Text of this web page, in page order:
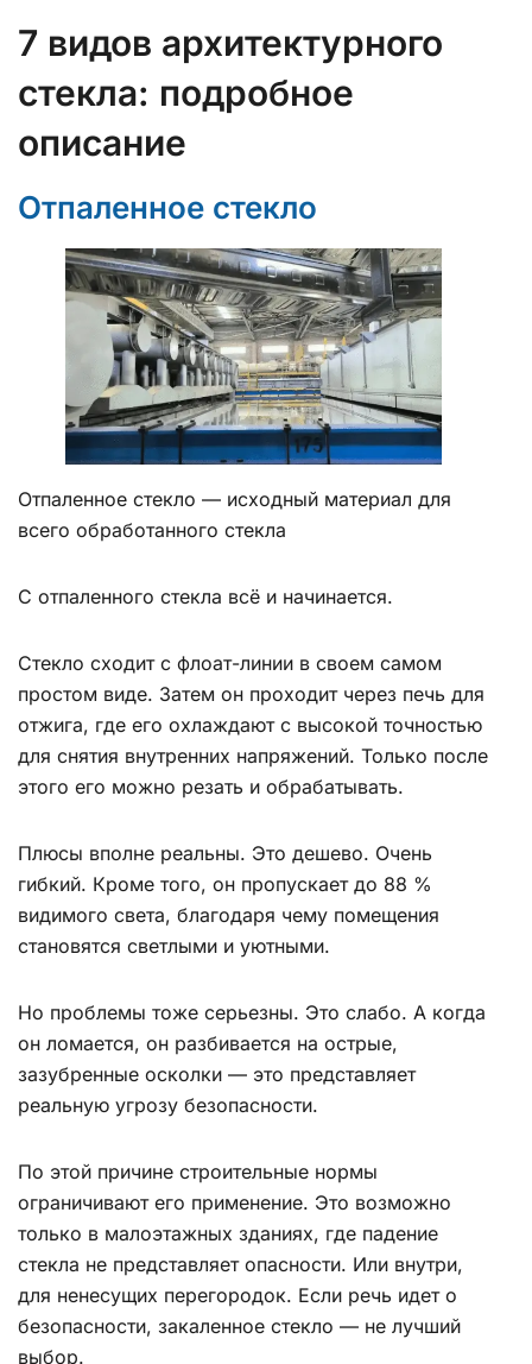
7 видов архитектурного
стекла: подробное
описание
Отпаленное стекло
Отпаленное стекло — исходный материал для
всего обработанного стекла
С отпаленного стекла всё и начинается.
Стекло сходит с флоат-линии в своем самом
простом виде. Затем он проходит через печь для
отжига, где его охлаждают с высокой точностью
для снятия внутренних напряжений. Только после
этого его можно резать и обрабатывать.
Плюсы вполне реальны. Это дешево. Очень
гибкий. Кроме того, он пропускает до 88 %
видимого света, благодаря чему помещения
становятся светлыми и уютными.
Но проблемы тоже серьезны. Это слабо. А когда
он ломается, он разбивается на острые,
зазубренные осколки — это представляет
реальную угрозу безопасности.
По этой причине строительные нормы
ограничивают его применение. Это возможно
только в малоэтажных зданиях, где падение
стекла не представляет опасности. Или внутри,
для ненесущих перегородок. Если речь идет о
безопасности, закаленное стекло — не лучший
выбор.